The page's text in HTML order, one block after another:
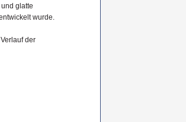
glatte
wurde.
der